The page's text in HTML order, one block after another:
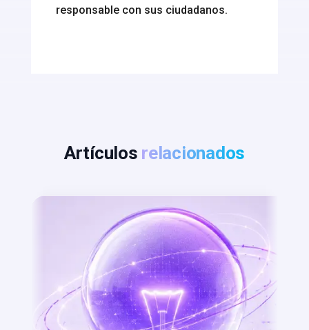
responsable con sus ciudadanos.
Artículos relacionados